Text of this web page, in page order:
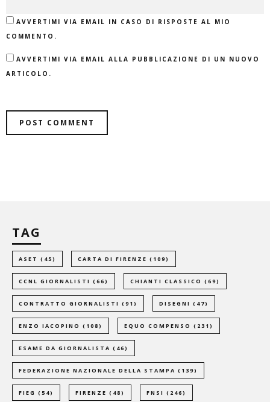
AVVERTIMI VIA EMAIL IN CASO DI RISPOSTE AL MIO
COMMENTO.
AVVERTIMI VIA EMAIL ALLA PUBBLICAZIONE DI UN NUOVO
ARTICOLO.
TAG
ASET (45) CARTA DI FIRENZE (109)
CCNL GIORNALISTI (66) CHIANTI CLASSICO (69)
CONTRATTO GIORNALISTI (91) DISEGNI (47)
ENZO IACOPINO (108) EQUO COMPENSO (231)
ESAME DA GIORNALISTA (46)
FEDERAZIONE NAZIONALE DELLA STAMPA (139)
FIEG (54) FIRENZE (48) FNSI (246)